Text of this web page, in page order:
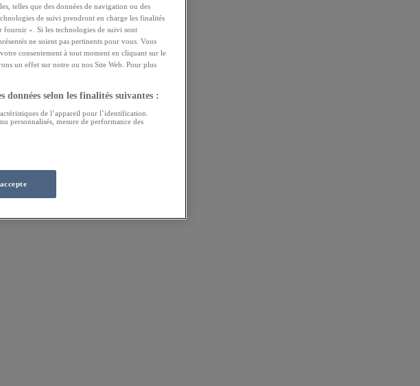
telles que des données de navigation ou des
de suivi prendront en charge les finalités
fournir ». Si les technologies de suivi sont
ne soient pas pertinents pour vous. Vous
consentement à tout moment en cliquant sur le
un effet sur notre ou nos Site Web. Pour plus
données selon les finalités suivantes :
de l’appareil pour l’identification.
personnalisés, mesure de performance des